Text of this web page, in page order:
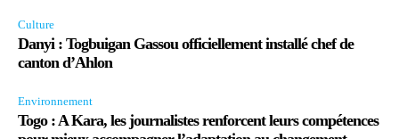
Culture
Danyi : Togbuigan Gassou officiellement installé chef de
canton d’Ahlon
Environnement
Togo : A Kara, les journalistes renforcent leurs compétences